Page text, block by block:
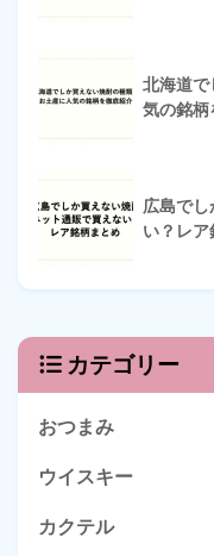
北海道で
気の銘柄
広島で
い？レ
カテゴリー
おつまみ
ウイスキー
カクテル